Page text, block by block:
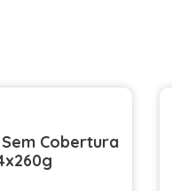
Cobertura